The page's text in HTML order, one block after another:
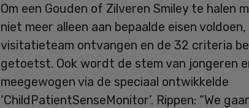
Om een Gouden of Zilveren Smiley te halen
niet meer alleen aan bepaalde eisen
visitatieteam ontvangen en de 32 criteria
getoetst. Ook wordt de stem van jongeren
meegewogen via de speciaal ontwikkelde
‘ChildPatientSenseMonitor’. Rippen: “We